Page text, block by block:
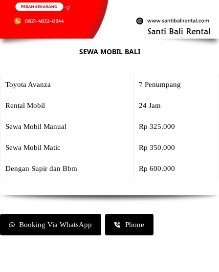
SEWA MOBIL BALI
Toyota Avanza 7 Penumpang
Rental Mobil 24 Jam
Sewa Mobil Manual Rp 325.000
Sewa Mobil Matic Rp 350.000
Dengan Supir dan Bbm Rp 600.000
Booking Via WhatsApp Phone